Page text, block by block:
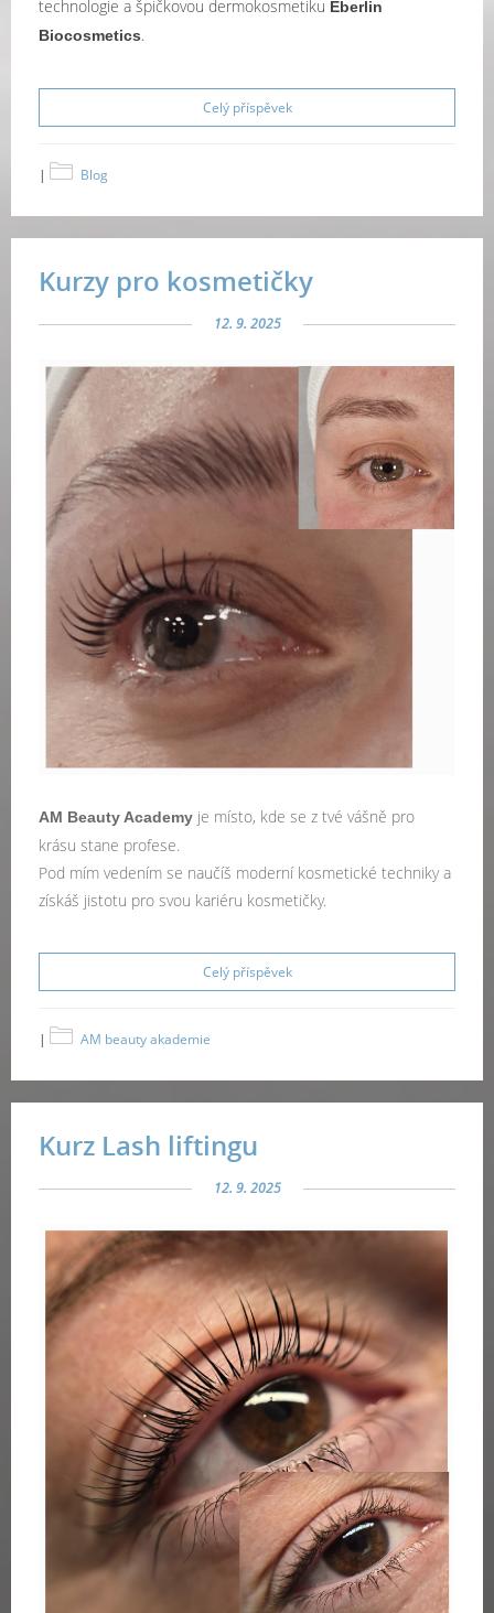
technologie a špičkovou dermokosmetiku Eberlin
Biocosmetics.
Celý příspěvek
| Blog
Kurzy pro kosmetičky
12. 9. 2025
AM Beauty Academy je místo, kde se z tvé vášně pro
krásu stane profese.
Pod mím vedením se naučíš moderní kosmetické techniky a
získáš jistotu pro svou kariéru kosmetičky.
Celý příspěvek
| AM beauty akademie
Kurz Lash liftingu
12. 9. 2025